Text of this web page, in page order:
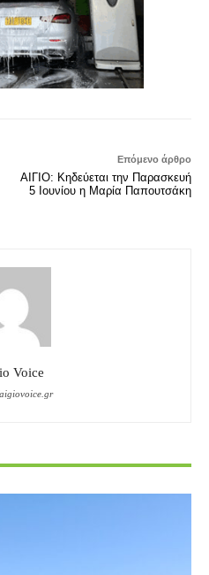
Επόμενο άρθρο
ΑΙΓΙΟ: Κηδεύεται την Παρασκευή
5 Ιουνίου η Μαρία Παπουτσάκη
Voice